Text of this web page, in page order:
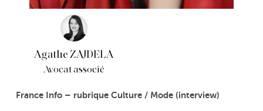
Agathe ZAJDELA
Avocat associé
France Info – rubrique Culture / Mode (interview)